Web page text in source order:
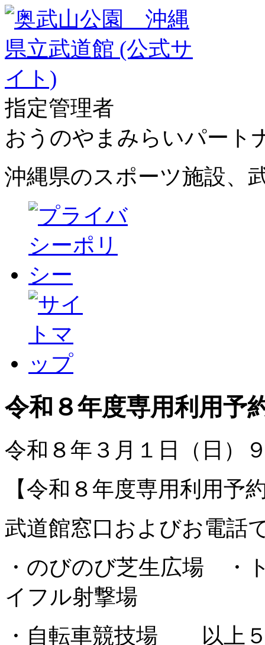
指定管理者
おうのやまみらいパート
沖縄県のスポーツ施設、
令和８年度専用利用予
令和８年３月１日（日）
【令和８年度専用利用予
武道館窓口およびお電話
・のびのび芝生広場
イフル射撃場
・自転車競技場 以上